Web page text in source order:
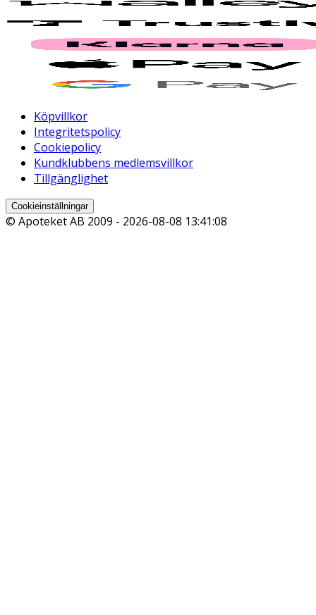
Köpvillkor
Integritetspolicy
Cookiepolicy
Kundklubbens medlemsvillkor
Tillgänglighet
Cookieinställningar
© Apoteket AB 2009 - 2026-08-08 13:41:08